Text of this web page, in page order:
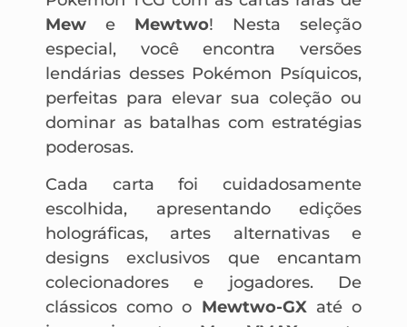
Mew e Mewtwo! Nesta seleção
especial, você encontra versões
lendárias desses Pokémon Psíquicos,
perfeitas para elevar sua coleção ou
dominar as batalhas com estratégias
poderosas.
Cada carta foi cuidadosamente
escolhida, apresentando edições
holográficas, artes alternativas e
designs exclusivos que encantam
colecionadores e jogadores. De
clássicos como o Mewtwo-GXaté o